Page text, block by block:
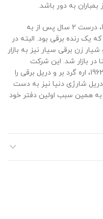
به دور باشد.
اولین محصول برقی ماکیتا در سال 1957، درست 2 سال پس از به
یک رنده برقی بود. البته در
زن برقی سیار نیز به بازار
بازار شد. این شرکت
پیشرفت های خود را ادامه داد و تا سال 1962، اره گرد بر و دریل برقی را
شارژی دنیا نیز به دست
1969 تولید شد و به همین سبب اولین دفتر خود